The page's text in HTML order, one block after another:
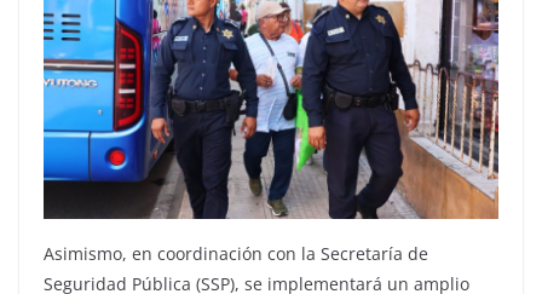
Asimismo, en coordinación con la Secretaría de
Seguridad Pública (SSP), se implementará un amplio